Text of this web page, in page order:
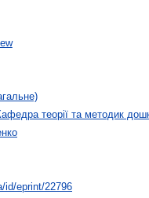
теорії та методик
id/eprint/22796